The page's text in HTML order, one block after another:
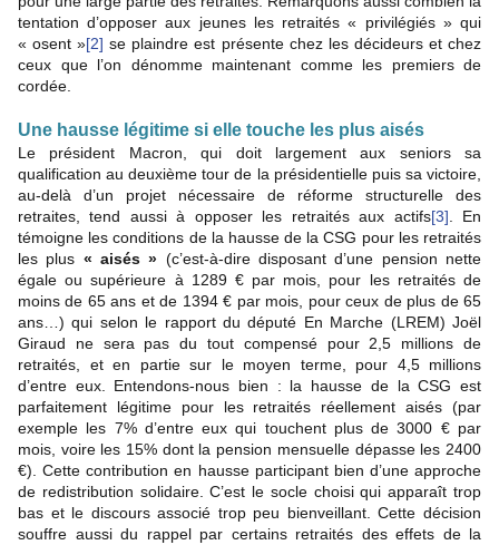
tentation d’opposer aux jeunes les retraités « privilégiés » qui
« osent »[2] se plaindre est présente chez les décideurs et chez
ceux que l’on dénomme maintenant comme les premiers de
cordée.
Une hausse légitime si elle touche les plus aisés
Le président Macron, qui doit largement aux seniors sa
qualification au deuxième tour de la présidentielle puis sa victoire,
au-delà d’un projet nécessaire de réforme structurelle des
retraites, tend aussi à opposer les retraités aux actifs[3] . En
témoigne les conditions de la hausse de la CSG pour les retraités
les plus « aisés » (c’est-à-dire disposant d’une pension nette
égale ou supérieure à 1289 € par mois, pour les retraités de
moins de 65 ans et de 1394 € par mois, pour ceux de plus de 65
ans…) qui selon le rapport du député En Marche (LREM) Joël
Giraud ne sera pas du tout compensé pour 2,5 millions de
retraités, et en partie sur le moyen terme, pour 4,5 millions
d’entre eux. Entendons-nous bien : la hausse de la CSG est
parfaitement légitime pour les retraités réellement aisés (par
exemple les 7% d’entre eux qui touchent plus de 3000 € par
mois, voire les 15% dont la pension mensuelle dépasse les 2400
€). Cette contribution en hausse participant bien d’une approche
de redistribution solidaire. C’est le socle choisi qui apparaît trop
bas et le discours associé trop peu bienveillant. Cette décision
souffre aussi du rappel par certains retraités des effets de la